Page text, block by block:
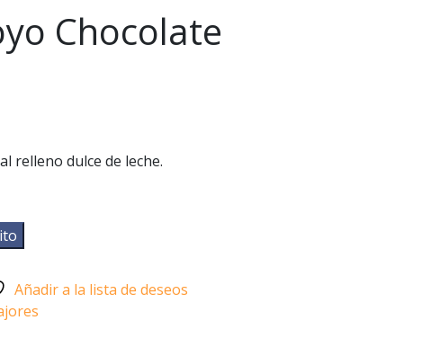
Chocolate
relleno dulce de leche.
Añadir a la lista de deseos